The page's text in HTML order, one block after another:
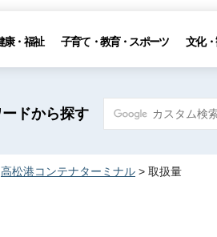
康・福祉 子育て・教育・スポーツ 文化
ドから探す
高松港コンテナターミナル > 取扱量